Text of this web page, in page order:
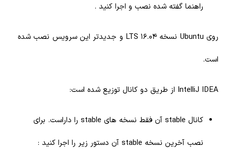
راهنما گفته شده نصب و اجرا کنید .
روی Ubuntu نسخه 16.04 LTS و جدیدتر این سرویس نصب شده
است.
IntelliJ IDEA از طریق دو کانال توزیع شده است:
کانال stable آن فقط نسخه های stable را داراست. برای
نصب آخرین نسخه stable آن دستور زیر را اجرا کنید :